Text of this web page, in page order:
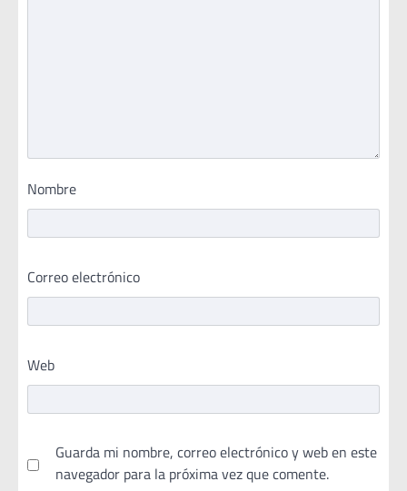
Nombre
Correo electrónico
Web
Guarda mi nombre, correo electrónico y web en este
navegador para la próxima vez que comente.